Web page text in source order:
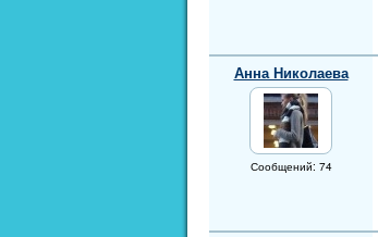
Анна Николаева
Сообщений: 74